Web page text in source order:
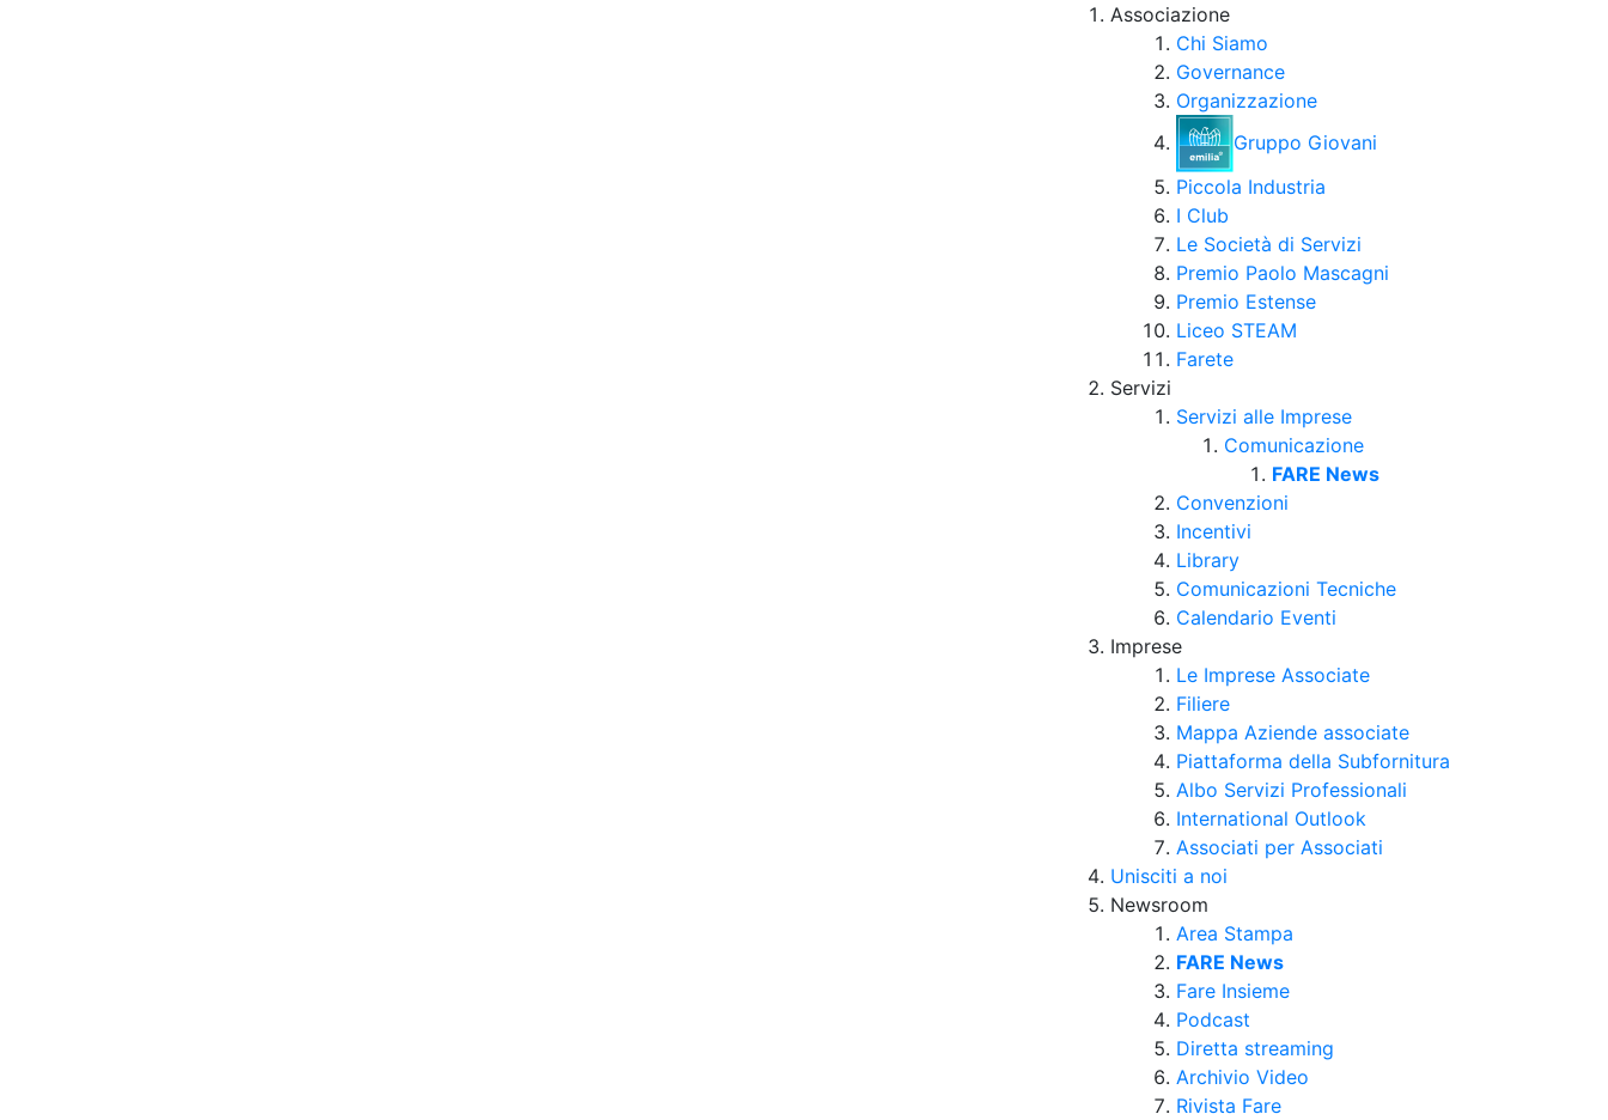
Associazione
Chi Siamo
Governance
Organizzazione
Gruppo Giovani
Piccola Industria
I Club
Le Società di Servizi
Premio Paolo Mascagni
Premio Estense
Liceo STEAM
Farete
Servizi
Servizi alle Imprese
Comunicazione
FARE News
Convenzioni
Incentivi
Library
Comunicazioni Tecniche
Calendario Eventi
Imprese
Le Imprese Associate
Filiere
Mappa Aziende associate
Piattaforma della Subfornitura
Albo Servizi Professionali
International Outlook
Associati per Associati
Unisciti a noi
Newsroom
Area Stampa
FARE News
Fare Insieme
Podcast
Diretta streaming
Archivio Video
Rivista Fare